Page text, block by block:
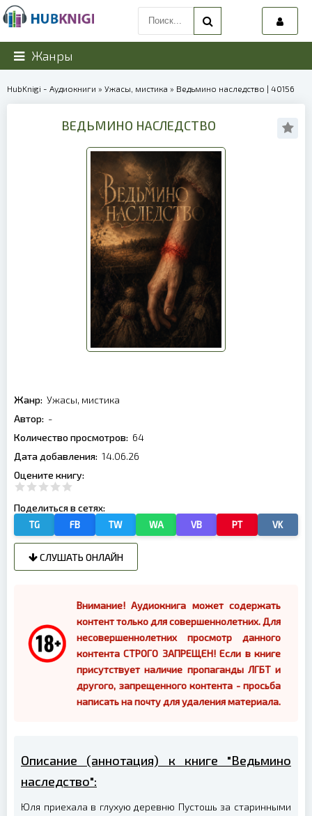
Жанры
HubKnigi - Аудиокниги » Ужасы, мистика » Ведьмино наследство | 40156
ВЕДЬМИНО НАСЛЕДСТВО
Жанр: Ужасы, мистика
Автор: -
Количество просмотров: 64
Дата добавления: 14.06.26
Оцените книгу:
Поделиться в сетях:
TG FB TW WA VB PT VK
СЛУШАТЬ ОНЛАЙН
Внимание! Аудиокнига может содержать
контент только для совершеннолетних. Для
несовершеннолетних просмотр данного
контента СТРОГО ЗАПРЕЩЕН! Если в книге
присутствует наличие пропаганды ЛГБТ и
другого, запрещенного контента - просьба
написать на почту для удаления материала.
Описание (аннотация) к книге "Ведьмино
наследство":
Юля приехала в глухую деревню Пустошь за старинными